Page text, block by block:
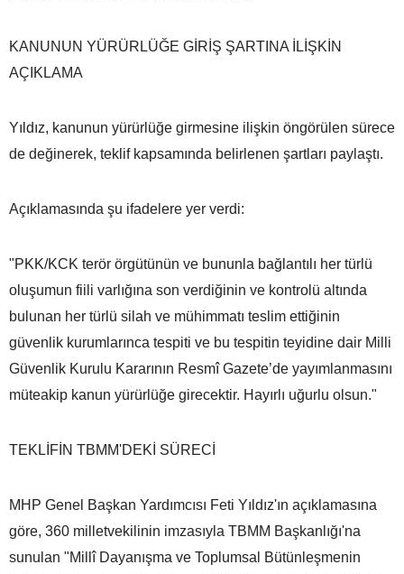
KANUNUN YÜRÜRLÜĞE GİRİŞ ŞARTINA İLİŞKİN
AÇIKLAMA
Yıldız, kanunun yürürlüğe girmesine ilişkin öngörülen sürece
de değinerek, teklif kapsamında belirlenen şartları paylaştı.
Açıklamasında şu ifadelere yer verdi:
"PKK/KCK terör örgütünün ve bununla bağlantılı her türlü
oluşumun fiili varlığına son verdiğinin ve kontrolü altında
bulunan her türlü silah ve mühimmatı teslim ettiğinin
güvenlik kurumlarınca tespiti ve bu tespitin teyidine dair Milli
Güvenlik Kurulu Kararının Resmî Gazete’de yayımlanmasını
müteakip kanun yürürlüğe girecektir. Hayırlı uğurlu olsun."
TEKLİFİN TBMM'DEKİ SÜRECİ
MHP Genel Başkan Yardımcısı Feti Yıldız'ın açıklamasına
göre, 360 milletvekilinin imzasıyla TBMM Başkanlığı'na
sunulan "Millî Dayanışma ve Toplumsal Bütünleşmenin